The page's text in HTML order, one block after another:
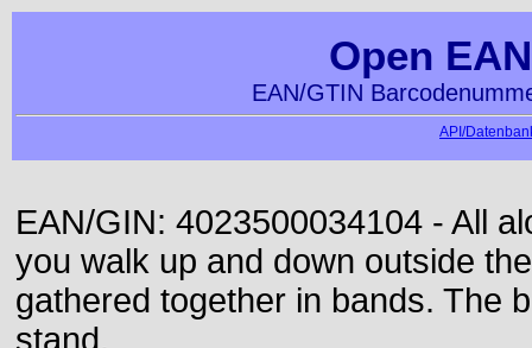
Open
EAN/GTIN
API/
EAN/GIN: 4023500034104 - All
you walk up and down outside
gathered together in bands. The
stand.